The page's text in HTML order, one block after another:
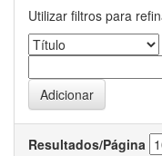
Utilizar filtros para
Resultados/Página